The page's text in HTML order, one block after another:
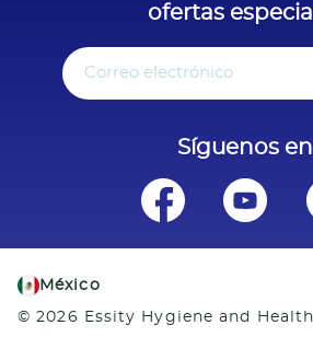
ofertas
Correo electrónico
Síguenos en
México
© 2026 Essity Hygiene and